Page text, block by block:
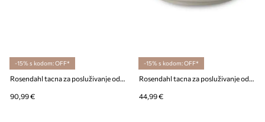
-15% s kodom: OFF*
Rosendahl tacna za posluživanje od bukovog drveta 48 x 31 cm
90,99 €
-15% s kodom: OFF*
Rosendahl tacna za posluživanje od bukovog drveta 24,5 cm
44,99 €